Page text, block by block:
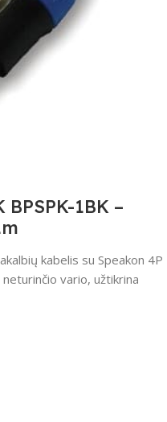
1BK –
kabelis su Speakon 4P
vario, užtikrina